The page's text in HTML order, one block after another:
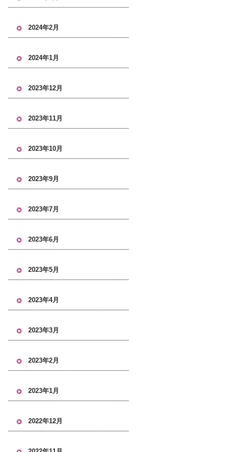
2024年2月
2024年1月
2023年12月
2023年11月
2023年10月
2023年9月
2023年7月
2023年6月
2023年5月
2023年4月
2023年3月
2023年2月
2023年1月
2022年12月